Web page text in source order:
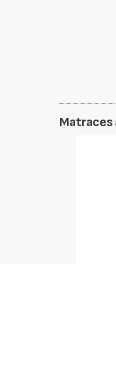
Matraces